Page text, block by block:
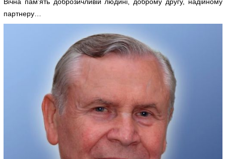
Вічна пам’ять доброзичливій людині, доброму другу, надійному
партнеру…